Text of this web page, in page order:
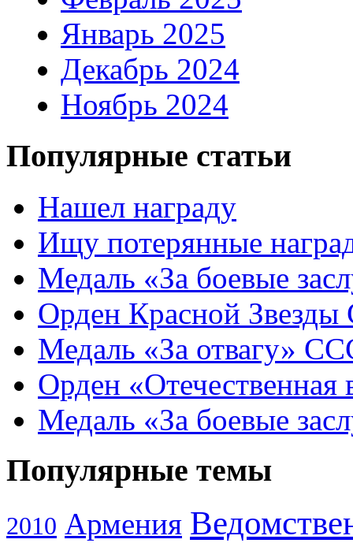
Январь 2025
Декабрь 2024
Ноябрь 2024
Популярные статьи
Нашел награду
Ищу потерянные
Медаль «За боевые
Орден Красной
Медаль «За отвагу»
Орден
Медаль «За боевые
Популярные темы
2010 Армения